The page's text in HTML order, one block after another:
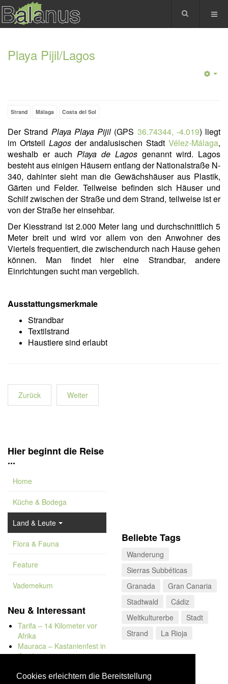
Cookies erleichtern die Bereitstellung
Playa Pijil/Lagos
Strand Málaga Costa del Sol
Der Strand Playa Playa Pijil (GPS 36.74344, -4.019) liegt
im Ortsteil Lagosder andalusischen StadtVélez-Málaga,
weshalb er auch Playa de Lagos genannt wird. Lagos
besteht aus einigen Häusern entlang der Nationalstraße N-
340, dahinter sieht man die Gewächshäuser aus Plastik,
Gärten und Felder. Teilweise befinden sich Häuser und
Schilf zwischen der Straße und dem Strand, teilweise ist er
von der Straße her einsehbar.
Der Kiesstrand ist 2.000 Meter lang und durchschnittlich 5
Meter breit und wird vor allem von den Anwohner des
Viertels frequentiert, die zwischendurch nach Hause gehen
können. Man findet hier eine Strandbar, andere
Einrichtungen sucht man vergeblich.
Ausstattungsmerkmale
Strandbar
Textilstrand
Haustiere sind erlaubt
Zurück Weiter
Hier beginnt die Reise
...
Home
Küche & Bodega
Land & Leute
Flora & Fauna
Feature
Vademekum
Neu & Interessant
Tarifa – 14 Kilometer vor
Afrika
Mauraca – Kastanienfest in
Capileira
Bolonia
Beliebte Tags
Wanderung
Sierras Subbéticas
Granada
Gran Canaria
Stadtwald
Cádiz
Weltkulturerbe
Stadt
Strand
La Rioja